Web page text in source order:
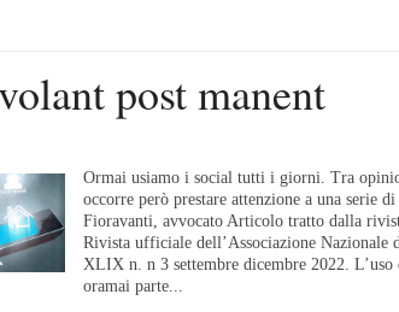
post manent
Ormai usiamo i social tutti i giorni. Tra
occorre però prestare attenzione a una serie
Fioravanti, avvocato Articolo tratto dalla
Rivista ufficiale dell’Associazione Nazionale
XLIX n. n 3 settembre dicembre 2022.
oramai parte...